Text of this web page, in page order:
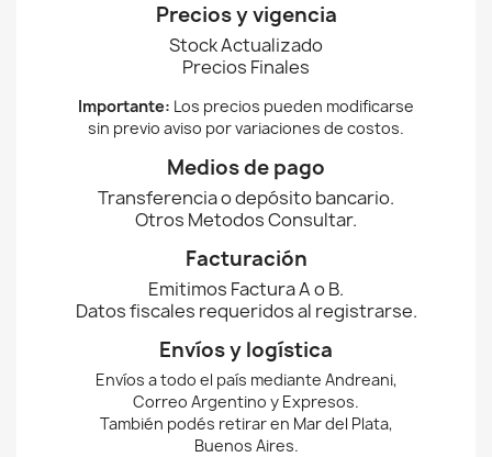
Precios y vigencia
Stock Actualizado
Precios Finales
Importante: Los precios pueden modificarse
sin previo aviso por variaciones de costos.
Medios de pago
Transferencia o depósito bancario.
Otros Metodos Consultar.
Facturación
Emitimos Factura A o B.
Datos fiscales requeridos al registrarse.
Envíos y logística
Envíos a todo el país mediante Andreani,
Correo Argentino y Expresos.
También podés retirar en Mar del Plata,
Buenos Aires.